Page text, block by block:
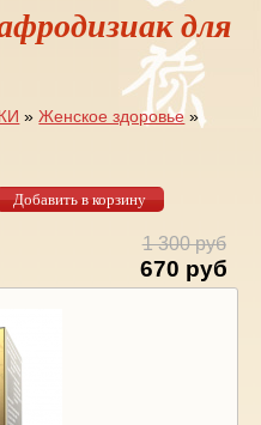
для
»Женское здоровье »
1 300 руб
670 руб